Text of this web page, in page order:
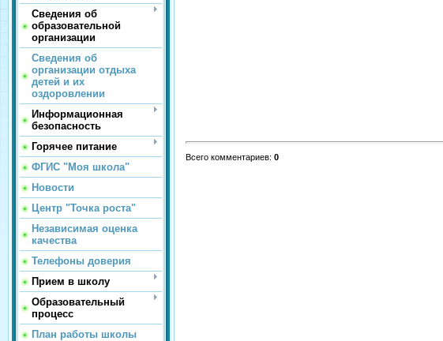
Сведения об
образовательной
организации
Сведения об
организации отдыха
детей и их
оздоровлении
Информационная
безопасность
Горячее питание
ФГИС "Моя школа"
Новости
Центр "Точка роста"
Независимая оценка
качества
Телефоны доверия
Прием в школу
Образовательный
процесс
План работы школы
Всего комментариев: 0